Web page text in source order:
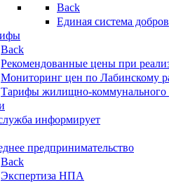
Back
Единая система
Back
Рекомендованные цены при
Мониторинг цен по Лабинскому
Тарифы жилищно-коммунального
информирует
предпринимательство
Back
Экспертиза НПА